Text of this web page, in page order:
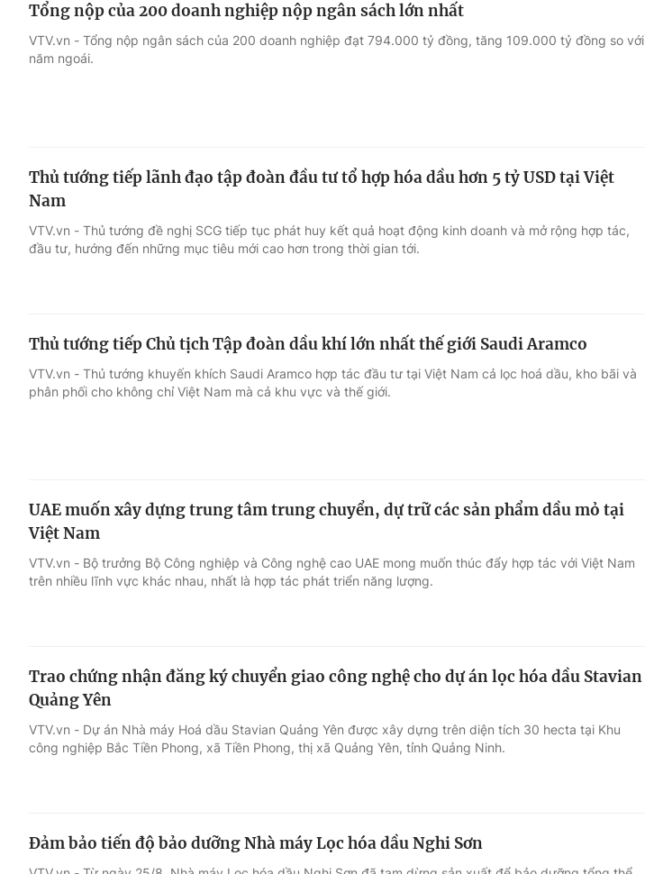
Tổng nộp của 200 doanh nghiệp nộp ngân sách lớn nhất
VTV.vn - Tổng nộp ngân sách của 200 doanh nghiệp đạt 794.000 tỷ đồng, tăng 109.000 tỷ đồng so với
năm ngoái.
Thủ tướng tiếp lãnh đạo tập đoàn đầu tư tổ hợp hóa dầu hơn 5 tỷ USD tại Việt
Nam
VTV.vn - Thủ tướng đề nghị SCG tiếp tục phát huy kết quả hoạt động kinh doanh và mở rộng hợp tác,
đầu tư, hướng đến những mục tiêu mới cao hơn trong thời gian tới.
Thủ tướng tiếp Chủ tịch Tập đoàn dầu khí lớn nhất thế giới Saudi Aramco
VTV.vn - Thủ tướng khuyến khích Saudi Aramco hợp tác đầu tư tại Việt Nam cả lọc hoá dầu, kho bãi và
phân phối cho không chỉ Việt Nam mà cả khu vực và thế giới.
UAE muốn xây dựng trung tâm trung chuyển, dự trữ các sản phẩm dầu mỏ tại
Việt Nam
VTV.vn - Bộ trưởng Bộ Công nghiệp và Công nghệ cao UAE mong muốn thúc đẩy hợp tác với Việt Nam
trên nhiều lĩnh vực khác nhau, nhất là hợp tác phát triển năng lượng.
Trao chứng nhận đăng ký chuyển giao công nghệ cho dự án lọc hóa dầu Stavian
Quảng Yên
VTV.vn - Dự án Nhà máy Hoá dầu Stavian Quảng Yên được xây dựng trên diện tích 30 hecta tại Khu
công nghiệp Bắc Tiền Phong, xã Tiền Phong, thị xã Quảng Yên, tỉnh Quảng Ninh.
Đảm bảo tiến độ bảo dưỡng Nhà máy Lọc hóa dầu Nghi Sơn